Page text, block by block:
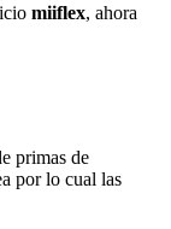
miiflex, ahora
primas de
por lo cual las